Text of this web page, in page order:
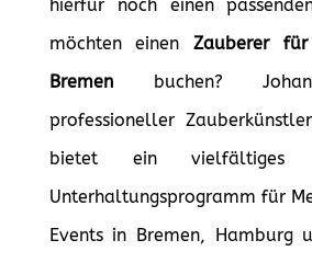
hierfür noch einen
möchten einen Zauberer
Bremenbuchen?
professioneller
bietet ein vielfältiges
Unterhaltungsprogramm für
Events in Bremen, Hamburg